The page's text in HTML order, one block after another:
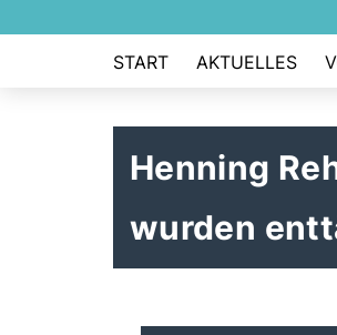
START AKTUELLES
Henning
wurden